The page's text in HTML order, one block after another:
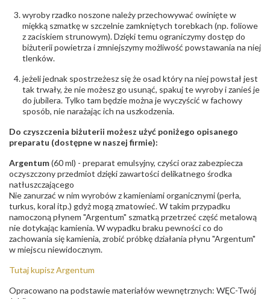
wyroby rzadko noszone należy przechowywać owinięte w
miękką szmatkę w szczelnie zamkniętych torebkach (np. foliowe
z zaciskiem strunowym). Dzięki temu ograniczymy dostęp do
biżuterii powietrza i zmniejszymy możliwość powstawania na niej
tlenków.
jeżeli jednak spostrzeżesz się że osad który na niej powstał jest
tak trwały, że nie możesz go usunąć, spakuj te wyroby i zanieś je
do jubilera. Tylko tam będzie można je wyczyścić w fachowy
sposób, nie narażając ich na uszkodzenia.
Do czyszczenia biżuterii możesz użyć poniżego opisanego
preparatu (dostępne w naszej firmie):
Argentum(60 ml) - preparat emulsyjny, czyści oraz zabezpiecza
oczyszczony przedmiot dzięki zawartości delikatnego środka
natłuszczającego
Nie zanurzać w nim wyrobów z kamieniami organicznymi (perła,
turkus, koral itp.) gdyż mogą zmatowieć. W takim przypadku
namoczoną płynem "Argentum" szmatką przetrzeć część metalową
nie dotykając kamienia. W wypadku braku pewności co do
zachowania się kamienia, zrobić próbkę działania płynu "Argentum"
w miejscu niewidocznym.
Tutaj kupisz Argentum
Opracowano na podstawie materiałów wewnętrznych: WĘC-Twój